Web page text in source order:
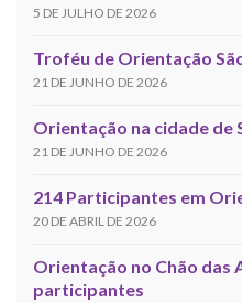
5 DE JULHO DE 2026
Troféu de Orientação
21 DE JUNHO DE 2026
Orientação na cidade de
21 DE JUNHO DE 2026
214 Participantes em
20 DE ABRIL DE 2026
Orientação no Chão das
participantes